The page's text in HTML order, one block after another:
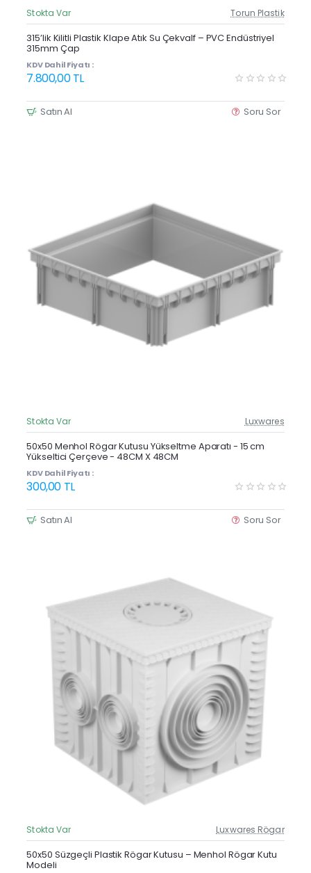
Güncel Fiyat
Yeni Ürün
Stokta Var Torun Plastik
315’lik Kilitli Plastik Klape Atık Su Çekvalf – PVC Endüstriyel
315mm Çap
KDV Dahil Fiyatı :
7.800,00 TL
Satın Al Soru Sor
Güncel Fiyat
Yeni Ürün
Stokta Var Luxwares
50x50 Menhol Rögar Kutusu Yükseltme Aparatı - 15 cm
Yükseltici Çerçeve - 48CM X 48CM
KDV Dahil Fiyatı :
300,00 TL
Satın Al Soru Sor
Güncel Fiyat
Yeni Ürün
Stokta Var Luxwares Rögar
50x50 Süzgeçli Plastik Rögar Kutusu – Menhol Rögar Kutu
Modeli